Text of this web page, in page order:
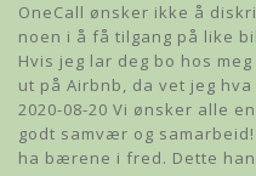
OneCall ønsker ikke å
noen i å få tilgang på like
Hvis jeg lar deg bo hos
ut på Airbnb, da vet jeg
2020-08-20 Vi ønsker alle
godt samvær og
ha bærene i fred. Dette